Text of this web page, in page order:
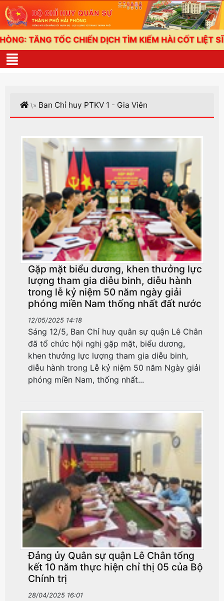
CHIẾN DỊCH TÌM KIẾM HÀI CỐT LIỆT SĨ
\» Ban Chỉ huy PTKV 1 - Gia Viên
Gặp mặt biểu dương, khen thưởng lực
lượng tham gia diễu binh, diễu hành
trong lễ kỷ niệm 50 năm ngày giải
phóng miền Nam thống nhất đất nước
12/05/2025 14:18
Sáng 12/5, Ban Chỉ huy quân sự quận Lê Chân
đã tổ chức hội nghị gặp mặt, biểu dương,
khen thưởng lực lượng tham gia diễu binh,
diễu hành trong Lễ kỷ niệm 50 năm Ngày giải
phóng miền Nam, thống nhất...
Đảng ủy Quân sự quận Lê Chân tổng
kết 10 năm thực hiện chỉ thị 05 của Bộ
Chính trị
28/04/2025 16:01